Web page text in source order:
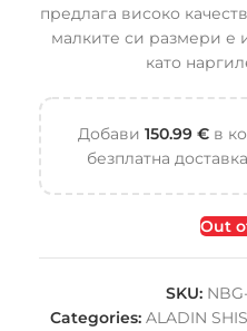
предлага високо
малките си размери е
като
Добави 150.99 €в
безплатна
Out
SKU:
Categories: ALADIN